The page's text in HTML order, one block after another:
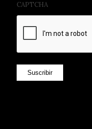
CAPTCHA
Suscribir